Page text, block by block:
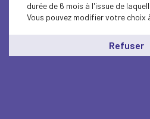
durée de 6 mois à l'issue de
Vous pouvez modifier votre
Refuser